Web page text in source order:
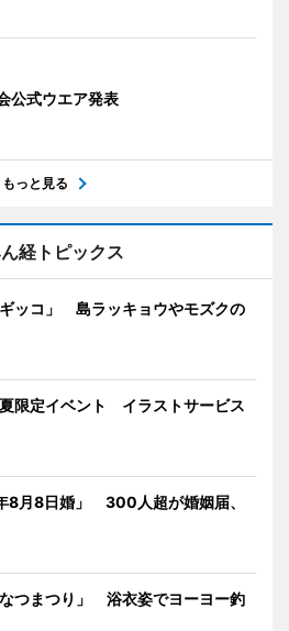
公式ウエア発表
もっと見る
経トピックス
ッコ」 島ラッキョウやモズクの
限定イベント イラストサービス
8月8日婚」 300人超が婚姻届、
つまつり」 浴衣姿でヨーヨー釣